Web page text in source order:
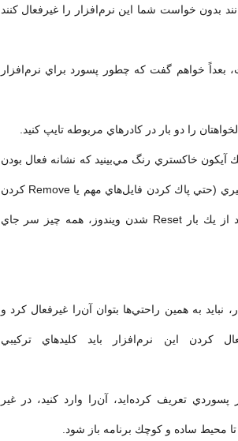
بدون خواست شما اين نرم‌افزار را غيرفعال كنند
بعداً خواهم گفت كه چطور پسورد براي نرم‌افزار
آيكون خاكستري رنگ مي‌بينيد كه نشانه فعال بودن
اين نرم‌افزار است. از اين پس هر تغييري (حتي پاك كردن فايل‌هاي مهم يا Remove كردن
نرم‌افزارها) در ويندوز انجام دهيد، بعد از يك بار Reset شدن ويندوز، همه چيز سر جاي
به همين راحتي‌ها بتوان آن‌را غيرفعال كرد و
اين نرم‌افزار بايد كليدهاي تركيبي
تعريف كرده‌ايد،‌ آن‌را وارد كنيد، ‌در غير